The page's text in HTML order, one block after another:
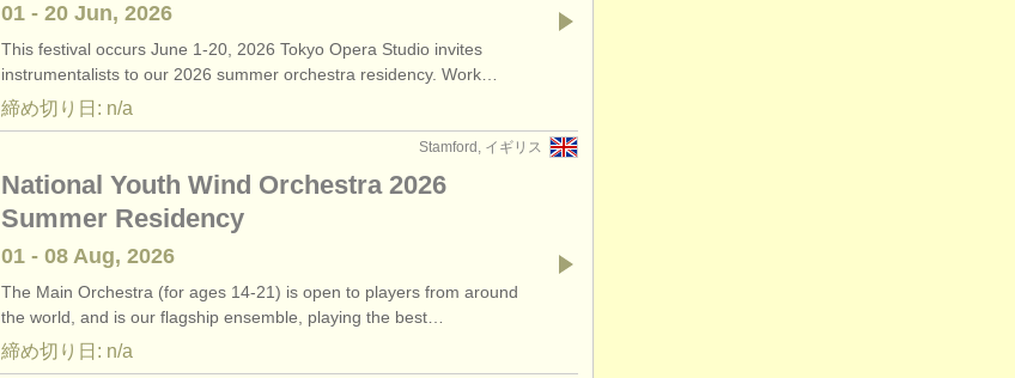
01 - 20 Jun, 2026
This festival occurs June 1-20, 2026 Tokyo Opera Studio invites
instrumentalists to our 2026 summer orchestra residency. Work…
締め切り日: n/a
Stamford, イギリス
National Youth Wind Orchestra 2026
Summer Residency
01 - 08 Aug, 2026
The Main Orchestra (for ages 14-21) is open to players from around
the world, and is our flagship ensemble, playing the best…
締め切り日: n/a